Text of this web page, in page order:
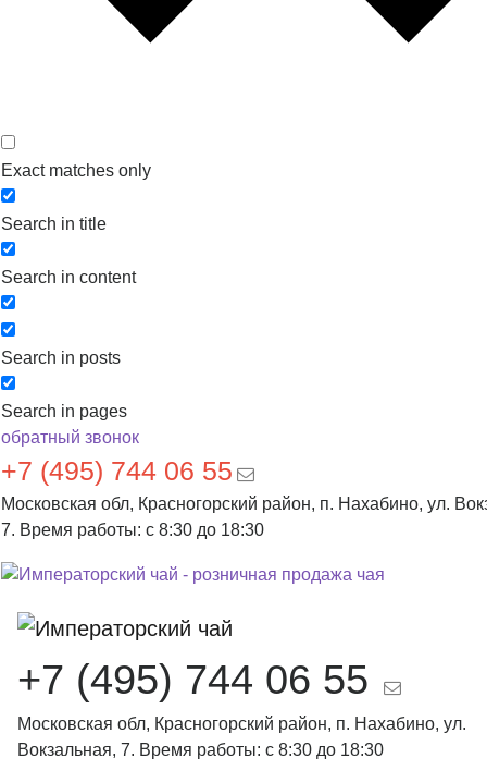
Exact matches only
Search in title
Search in content
Search in posts
Search in pages
обратный звонок
+7 (495) 744 06 55
Московская обл, Красногорский район, п. Нахабино, ул.
7. Время работы: с 8:30 до 18:30
+7 (495) 744 06 55
Московская обл, Красногорский район, п. Нахабино, ул.
Вокзальная, 7. Время работы: с 8:30 до 18:30